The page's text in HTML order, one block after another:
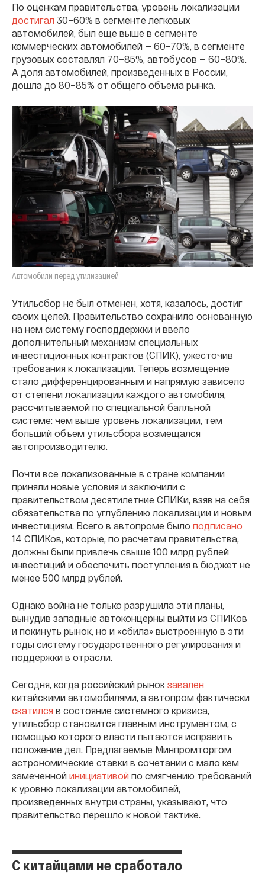
По оценкам правительства, уровень локализации
достигал 30–60% в сегменте легковых
автомобилей, был еще выше в сегменте
коммерческих автомобилей — 60–70%, в сегменте
грузовых составлял 70–85%, автобусов — 60–80%.
А доля автомобилей, произведенных в России,
дошла до 80–85% от общего объема рынка.
Автомобили перед утилизацией
Утильсбор не был отменен, хотя, казалось, достиг
своих целей. Правительство сохранило основанную
на нем систему господдержки и ввело
дополнительный механизм специальных
инвестиционных контрактов (СПИК), ужесточив
требования к локализации. Теперь возмещение
стало дифференцированным и напрямую зависело
от степени локализации каждого автомобиля,
рассчитываемой по специальной балльной
системе: чем выше уровень локализации, тем
больший объем утильсбора возмещался
автопроизводителю.
Почти все локализованные в стране компании
приняли новые условия и заключили с
правительством десятилетние СПИКи, взяв на себя
обязательства по углублению локализации и новым
инвестициям. Всего в автопроме было подписано
14 СПИКов, которые, по расчетам правительства,
должны были привлечь свыше 100 млрд рублей
инвестиций и обеспечить поступления в бюджет не
менее 500 млрд рублей.
Однако война не только разрушила эти планы,
вынудив западные автоконцерны выйти из СПИКов
и покинуть рынок, но и «сбила» выстроенную в эти
годы систему государственного регулирования и
поддержки в отрасли.
Сегодня, когда российский рынок завален
китайскими автомобилями, а автопром фактически
скатился в состояние системного кризиса,
утильсбор становится главным инструментом, с
помощью которого власти пытаются исправить
положение дел. Предлагаемые Минпромторгом
астрономические ставки в сочетании с мало кем
замеченной инициативой по смягчению требований
к уровню локализации автомобилей,
произведенных внутри страны, указывают, что
правительство перешло к новой тактике.
С китайцами не сработало